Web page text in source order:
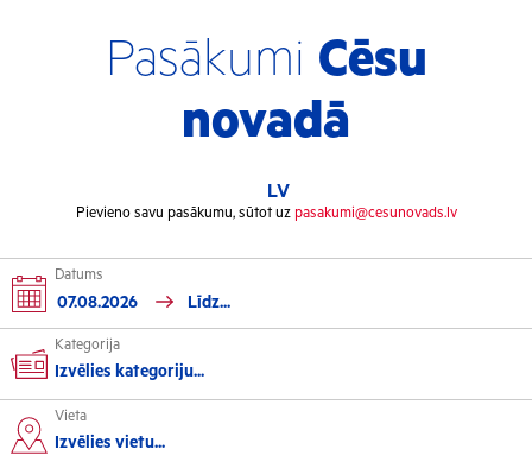
Pasākumi Cēsu
novadā
LV
Pievieno savu pasākumu, sūtot uz pasakumi@cesunovads.lv
Datums
Kategorija
Izvēlies kategoriju...
Kultūra
Vieta
Izvēlies vietu...